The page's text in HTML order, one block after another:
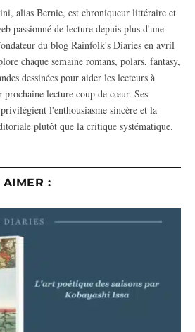
alias Bernie, est chroniqueur littéraire et
passionné de lecture depuis plus d'une
du blog Rainfolk's Diaries en avril
chaque semaine romans, polars, fantasy,
dessinées pour aider les lecteurs à
lecture coup de cœur. Ses
l'enthousiasme sincère et la
plutôt que la critique systématique.
: